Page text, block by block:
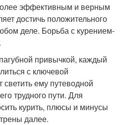
эффективным и верным
достичь положительного
деле. Борьба с курением-
привычкой, каждый
с ключевой
светить ему путеводной
трудного пути. Для
курить, плюсы и минусы
далее.